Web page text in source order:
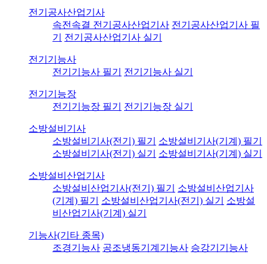
전기공사산업기사
속전속결 전기공사산업기사 전기공사산업기사 필
기
전기공사산업기사 실기
전기기능사
전기기능사 필기
전기기능사 실기
전기기능장
전기기능장 필기
전기기능장 실기
소방설비기사
소방설비기사(전기) 필기
소방설비기사(기계) 필기
소방설비기사(전기) 실기
소방설비기사(기계) 실기
소방설비산업기사
소방설비산업기사(전기) 필기
소방설비산업기사
(기계) 필기
소방설비산업기사(전기) 실기
소방설
비산업기사(기계) 실기
기능사(기타 종목)
조경기능사 공조냉동기계기능사 승강기기능사